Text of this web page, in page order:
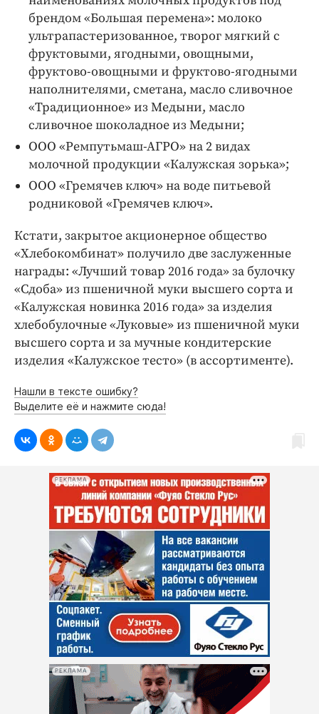
брендом «Большая перемена»: молоко
ультрапастеризованное, творог мягкий с
фруктовыми, ягодными, овощными,
фруктово-овощными и фруктово-ягодными
наполнителями, сметана, масло сливочное
«Традиционное» из Медыни, масло
сливочное шоколадное из Медыни;
ООО «Ремпутьмаш-АГРО» на 2 видах
молочной продукции «Калужская зорька»;
ООО «Гремячев ключ» на воде питьевой
родниковой «Гремячев ключ».
Кстати, закрытое акционерное общество
«Хлебокомбинат» получило две заслуженные
награды: «Лучший товар 2016 года» за булочку
«Сдоба» из пшеничной муки высшего сорта и
«Калужская новинка 2016 года» за изделия
хлебобулочные «Луковые» из пшеничной муки
высшего сорта и за мучные кондитерские
изделия «Калужское тесто» (в ассортименте).
Нашли в тексте ошибку?
Выделите её и нажмите сюда!
РЕКЛАМА
РЕКЛАМА